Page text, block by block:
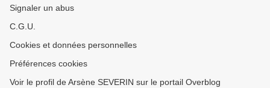
Signaler un abus
C.G.U.
Cookies et données personnelles
Préférences cookies
Voir le profil de Arsène SEVERIN sur le portail Overblog